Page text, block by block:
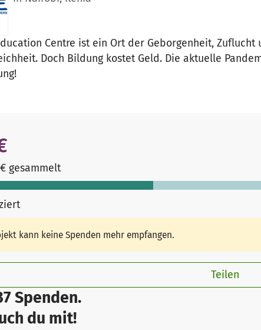
Centre ist ein Ort der Geborgenheit,
Doch Bildung kostet Geld. Die aktuelle
Spenden.
du mit!
gesammelt
kann keine Spenden mehr empfangen.
Teilen